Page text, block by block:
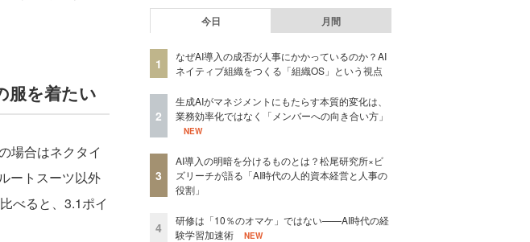
服を着たい
場合はネクタイ
ートスーツ以外
べると、3.1ポイ
今日 月間
1
なぜAI導入の成否が人事にかかっているのか？AI
ネイティブ組織をつくる「組織OS」という視点
2
生成AIがマネジメントにもたらす本質的変化は、
業務効率化ではなく「メンバーへの向き合い方」
NEW
3
AI導入の明暗を分けるものとは？松尾研究所×ビ
ズリーチが語る「AI時代の人的資本経営と人事の
役割」
4
研修は「10％のオマケ」ではない——AI時代の経
験学習加速術
NEW